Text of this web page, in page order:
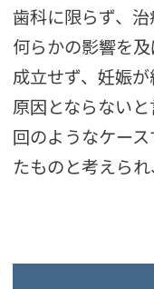
歯科に限らず、
何らかの影響を
成立せず、妊娠
原因とならない
回のようなケー
たものと考えられ